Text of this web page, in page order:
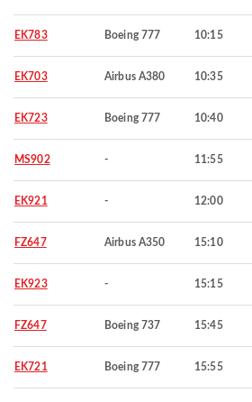
EK783 Boeing 777 10:15
EK703 Airbus A380 10:35
EK723 Boeing 777 10:40
MS902 - 11:55
EK921 - 12:00
FZ647 Airbus A350 15:10
EK923 - 15:15
FZ647 Boeing 737 15:45
EK721 Boeing 777 15:55